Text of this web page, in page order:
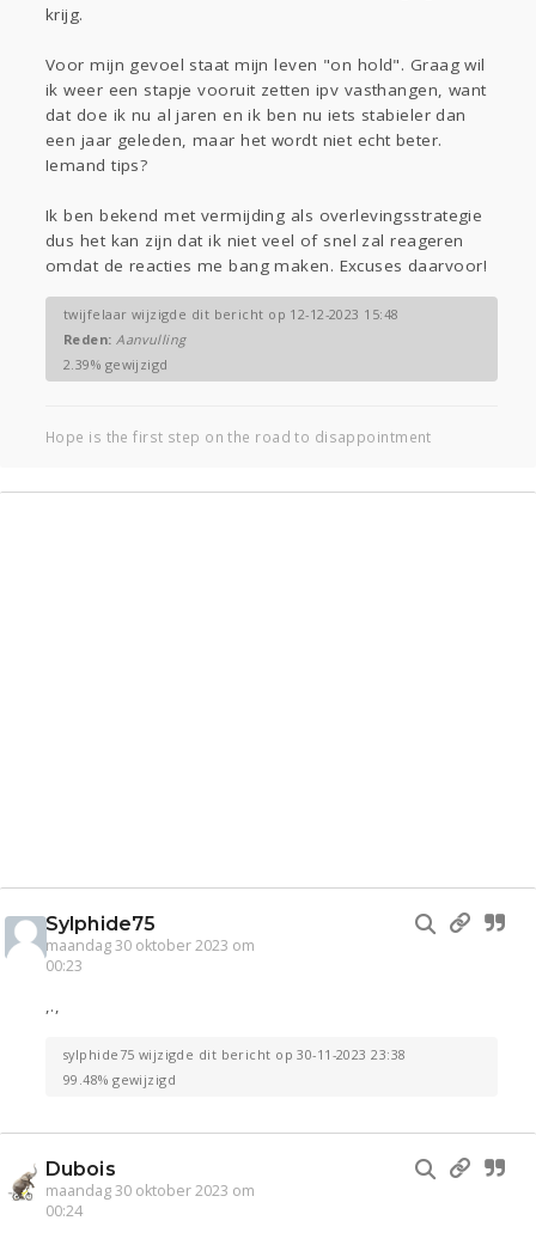
krijg.
Voor mijn gevoel staat mijn leven "on hold". Graag wil
ik weer een stapje vooruit zetten ipv vasthangen, want
dat doe ik nu al jaren en ik ben nu iets stabieler dan
een jaar geleden, maar het wordt niet echt beter.
Iemand tips?
Ik ben bekend met vermijding als overlevingsstrategie
dus het kan zijn dat ik niet veel of snel zal reageren
omdat de reacties me bang maken. Excuses daarvoor!
twijfelaar wijzigde dit bericht op 12-12-2023 15:48
Reden:Aanvulling
2.39% gewijzigd
Hope is the first step on the road to disappointment
Sylphide75
maandag 30 oktober 2023 om
00:23
,.,
sylphide75 wijzigde dit bericht op 30-11-2023 23:38
99.48% gewijzigd
Dubois
maandag 30 oktober 2023 om
00:24